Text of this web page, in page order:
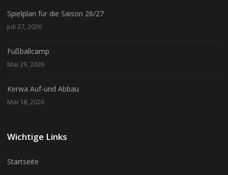
Spielplan für die Saison 26/27
Juli 27, 2026
Fußballcamp
Mai 29, 2026
Kerwa Auf-und Abbau
Mai 18, 2026
Wichtige Links
Startseite